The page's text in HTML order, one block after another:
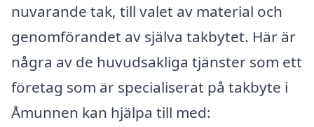
nuvarande tak, till valet av material och
genomförandet av själva takbytet. Här är
några av de huvudsakliga tjänster som ett
företag som är specialiserat på takbyte i
Åmunnen kan hjälpa till med: